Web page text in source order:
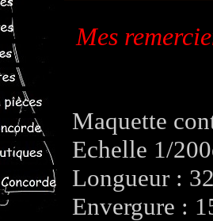
Mes
Maquette
Echelle 1/
Longueur :
Envergure :